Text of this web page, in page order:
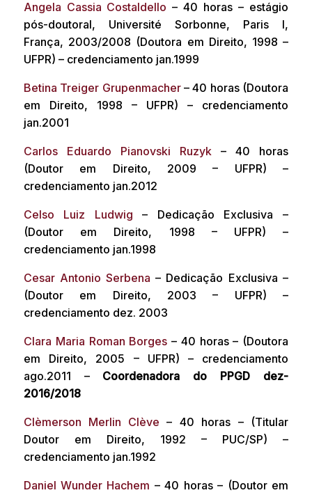
Angela Cassia Costaldello – 40 horas – estágio
pós-doutoral, Université Sorbonne, Paris I,
França, 2003/2008 (Doutora em Direito, 1998 –
UFPR) – credenciamento jan.1999
Betina Treiger Grupenmacher – 40 horas (Doutora
em Direito, 1998 – UFPR) – credenciamento
jan.2001
Carlos Eduardo Pianovski Ruzyk – 40 horas
(Doutor em Direito, 2009 – UFPR) –
credenciamento jan.2012
Celso Luiz Ludwig – Dedicação Exclusiva –
(Doutor em Direito, 1998 – UFPR) –
credenciamento jan.1998
Cesar Antonio Serbena – Dedicação Exclusiva –
(Doutor em Direito, 2003 – UFPR) –
credenciamento dez. 2003
Clara Maria Roman Borges – 40 horas – (Doutora
em Direito, 2005 – UFPR) – credenciamento
ago.2011 – Coordenadora do PPGD dez-
2016/2018
Clèmerson Merlin Clève – 40 horas – (Titular
Doutor em Direito, 1992 – PUC/SP) –
credenciamento jan.1992
Daniel Wunder Hachem – 40 horas – (Doutor em